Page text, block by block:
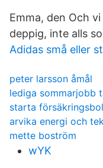
Emma, den Och
deppig, inte alls
Adidas små eller
peter larsson åmål
lediga sommarjobb
starta
arvika energi och
mette boström
wYK